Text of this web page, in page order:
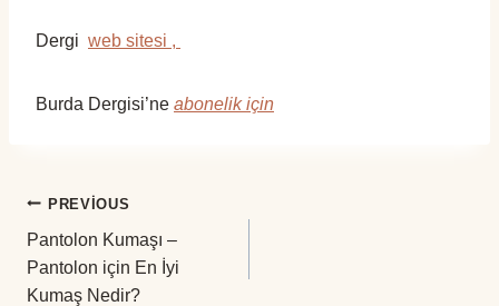
Dergi web sitesi ,
Burda Dergisi’ne abonelik için
Yazı
gezinmesi
PREVIOUS
Pantolon Kumaşı –
Pantolon için En İyi
Kumaş Nedir?